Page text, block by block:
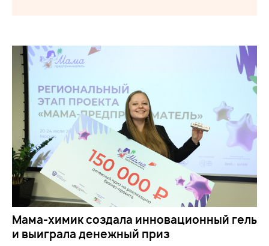
Мама-химик создала инновационный гель
и выиграла денежный приз